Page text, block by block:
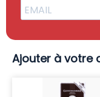
Ajouter à votre